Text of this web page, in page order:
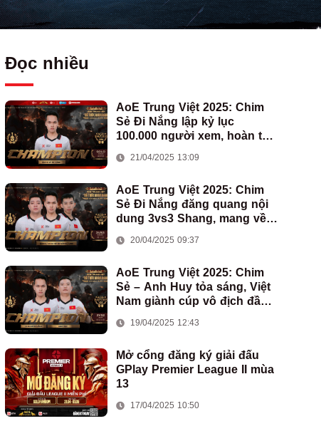
Đọc nhiều
AoE Trung Việt 2025: Chim
Sẻ Đi Nắng lập kỷ lục
100.000 người xem, hoàn tất
Việt Nam
21/04/2025 13:09
AoE Trung Việt 2025: Chim
Sẻ Đi Nắng đăng quang nội
dung 3vs3 Shang, mang về
đoàn AoE Việt Nam
20/04/2025 09:37
AoE Trung Việt 2025: Chim
Sẻ – Anh Huy tỏa sáng, Việt
Nam giành cúp vô địch đầu
19/04/2025 12:43
Mở cổng đăng ký giải đấu
GPlay Premier League II mùa
13
17/04/2025 10:50